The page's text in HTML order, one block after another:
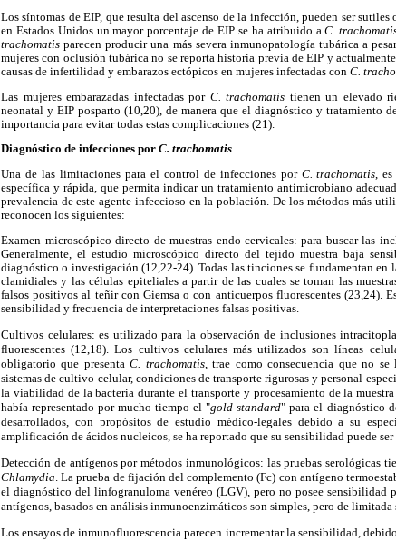
Los síntomas de EIP, que resulta del ascenso de la infección, pueden ser
en Estados Unidos un mayor porcentaje de EIP se ha atribuido aC.
trachomatisparecen producir una más severa inmunopatología tubárica a
mujeres con oclusión tubárica no se reporta historia previa de EIP y
causas de infertilidad y embarazos ectópicos en mujeres infectadas con C.
Las mujeres embarazadas infectadas por C. trachomatis tienen un elevado
neonatal y EIP posparto (10,20), de manera que el diagnóstico y tratamiento
importancia para evitar todas estas complicaciones (21).
Diagnóstico de infecciones por C. trachomatis
Una de las limitaciones para el control de infecciones por C. trachomatis,
específica y rápida, que permita indicar un tratamiento antimicrobiano
prevalencia de este agente infeccioso en la población. De los métodos más
reconocen los siguientes:
Examen microscópico directo de muestras endo-cervicales: para buscar las
Generalmente, el estudio microscópico directo del tejido muestra baja
diagnóstico o investigación (12,22-24). Todas las tinciones se fundamentan
clamidiales y las células epiteliales a partir de las cuales se toman las
falsos positivos al teñir con Giemsa o con anticuerpos fluorescentes (23,24).
sensibilidad y frecuencia de interpretaciones falsas positivas.
Cultivos celulares: es utilizado para la observación de inclusiones
fluorescentes (12,18). Los cultivos celulares más utilizados son líneas
obligatorio que presentaC. trachomatis, trae como consecuencia que no
sistemas de cultivo celular, condiciones de transporte rigurosas y personal
la viabilidad de la bacteria durante el transporte y procesamiento de la
había representado por mucho tiempo el "gold standard" para el diagnóstico
desarrollados, con propósitos de estudio médico-legales debido a su
amplificación de ácidos nucleicos, se ha reportado que su sensibilidad puede
Detección de antígenos por métodos inmunológicos: las pruebas serológicas
Chlamydia . La prueba de fijación del complemento (Fc) con antígeno
el diagnóstico del linfogranuloma venéreo (LGV), pero no posee sensibilidad
antígenos, basados en análisis inmunoenzimáticos son simples, pero de
Los ensayos de inmunofluorescencia parecen incrementar la sensibilidad,